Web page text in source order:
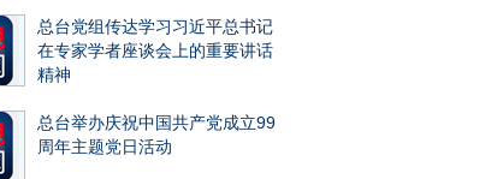
总台党组传达学习习近平总书记
在专家学者座谈会上的重要讲话
精神
总台举办庆祝中国共产党成立99
周年主题党日活动